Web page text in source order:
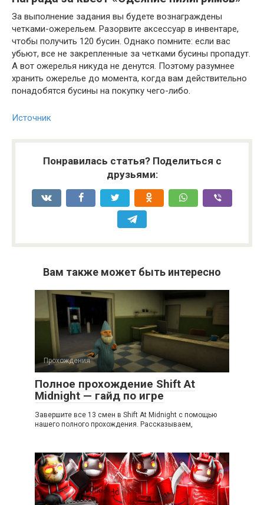
За выполнение задания вы будете вознаграждены
четками-ожерельем. Разорвите аксессуар в инвентаре,
чтобы получить 120 бусин. Однако помните: если вас
убьют, все не закрепленные за четками бусины пропадут.
А вот ожерелья никуда не денутся. Поэтому разумнее
хранить ожерелье до момента, когда вам действительно
понадобятся бусины на покупку чего-либо.
Источник
Понравилась статья? Поделиться с
друзьями:
Вам также может быть интересно
Прохождения
Полное прохождение Shift At
Midnight — гайд по игре
Завершите все 13 смен в Shift At Midnight с помощью
нашего полного прохождения. Рассказываем,